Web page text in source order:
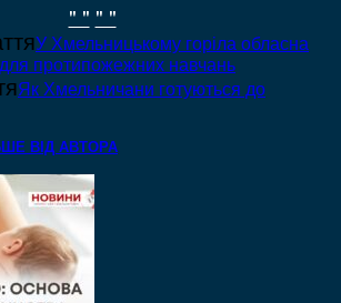
" " " "
У Хмельницькому горіла обласна
для протипожежних навчань
Як Хмельничани готуються до
ВІД АВТОРА